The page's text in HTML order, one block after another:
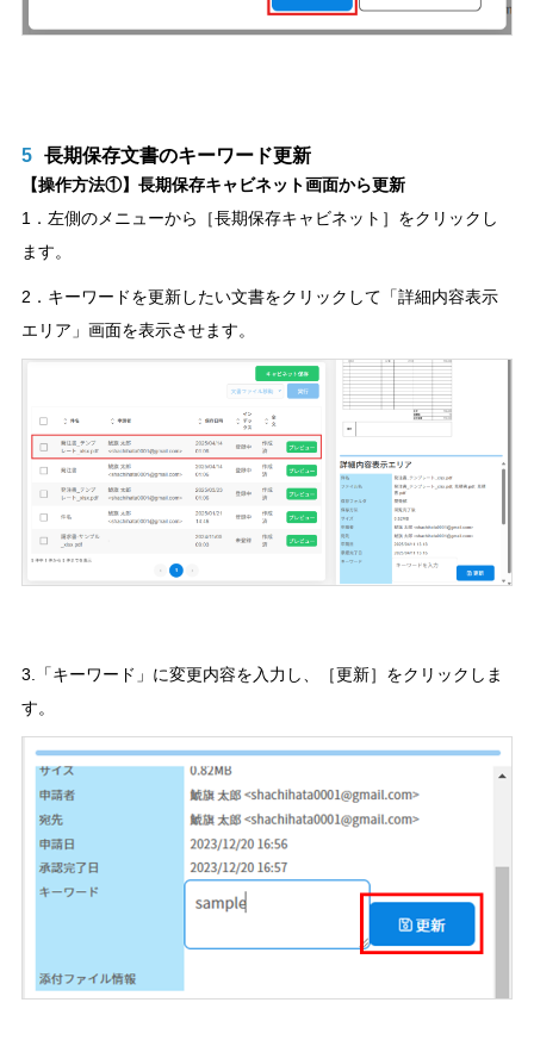
5 長期保存文書のキーワード更新
【操作方法①】長期保存キャビネット画面から更新
1．左側のメニューから［長期保存キャビネット］をクリックし
ます。
2．キーワードを更新したい文書をクリックして「詳細内容表示
エリア」画面を表示させます。
3.「キーワード」に変更内容を入力し、［更新］をクリックしま
す。